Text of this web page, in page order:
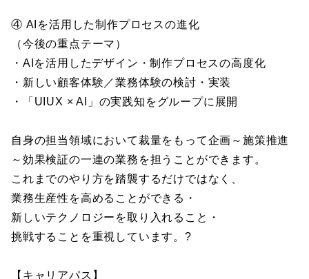
④ AIを活用した制作プロセスの進化
（今後の重点テーマ）
・AIを活用したデザイン・制作プロセスの高度化
・新しい顧客体験／業務体験の検討・実装
・「UIUX × AI」の実践知をグループに展開
自身の担当領域において裁量をもって企画～施策推進
～効果検証の一連の業務を担うことができます。
これまでのやり方を踏襲するだけではなく、
業務生産性を高めることができる・
新しいテクノロジーを取り入れること・
挑戦することを重視しています。?
【キャリアパス】